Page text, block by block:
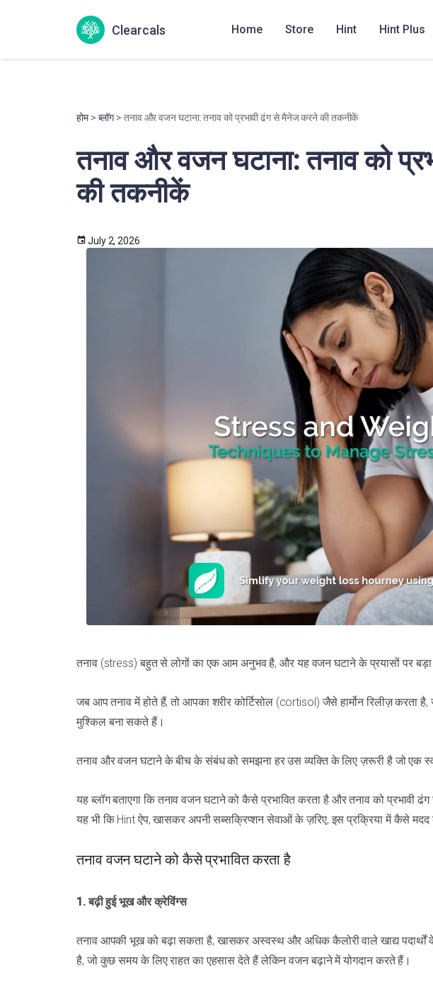
Clearcals Home Store Hint Hint Plus
होम> ब्लॉग> तनाव और वजन घटाना: तनाव को प्रभावी ढंग से मैनेज करने की तकनीकें
तनाव और वजन घटाना: तनाव को
की तकनीकें
July 2, 2026
तनाव (stress) बहुत से लोगों का एक आम अनुभव है, और यह वजन घटाने के प्रयासों पर
जब आप तनाव में होते हैं, तो आपका शरीर कोर्टिसोल (cortisol) जैसे हार्मोन रिलीज़
मुश्किल बना सकते हैं।
तनाव और वजन घटाने के बीच के संबंध को समझना हर उस व्यक्ति के लिए ज़रूरी है जो एक
यह ब्लॉग बताएगा कि तनाव वजन घटाने को कैसे प्रभावित करता है और तनाव को प्रभावी
यह भी कि Hint ऐप, खासकर अपनी सब्सक्रिप्शन सेवाओं के ज़रिए, इस प्रक्रिया में कैसे
तनाव वजन घटाने को कैसे प्रभावित करता है
1. बढ़ी हुई भूख और क्रेविंग्स
तनाव आपकी भूख को बढ़ा सकता है, खासकर अस्वस्थ और अधिक कैलोरी वाले खाद्य पदार्थों
है, जो कुछ समय के लिए राहत का एहसास देते हैं लेकिन वजन बढ़ाने में योगदान करते हैं।